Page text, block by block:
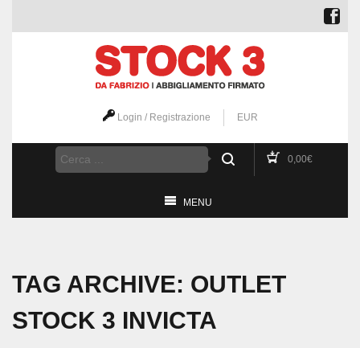
Login / Registrazione EUR
0,00€
MENU
TAG ARCHIVE: OUTLET
STOCK 3 INVICTA